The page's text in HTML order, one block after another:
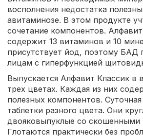
восполнения недостатка
авитаминозе. В этом продукте
сочетание компонентов.
содержит 13 витаминов и 10
присутствует йод, поэтому БАД
лицам с гиперфункцией
Выпускается Алфавит Классик в
трех цветах. Каждая из них
полезных компонентов.
таблетки разного цвета. Они
двояковыпуклые со скошенными
Глотаются практически без